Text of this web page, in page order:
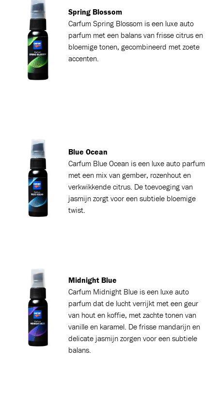
Spring Blossom
Carfum Spring Blossom is een luxe auto
parfum met een balans van frisse citrus en
bloemige tonen, gecombineerd met zoete
accenten.
Blue Ocean
Carfum Blue Ocean is een luxe auto parfum
met een mix van gember, rozenhout en
verkwikkende citrus. De toevoeging van
jasmijn zorgt voor een subtiele bloemige
twist.
Midnight Blue
Carfum Midnight Blue is een luxe auto
parfum dat de lucht verrijkt met een geur
van hout en koffie, met zachte tonen van
vanille en karamel. De frisse mandarijn en
delicate jasmijn zorgen voor een subtiele
balans.